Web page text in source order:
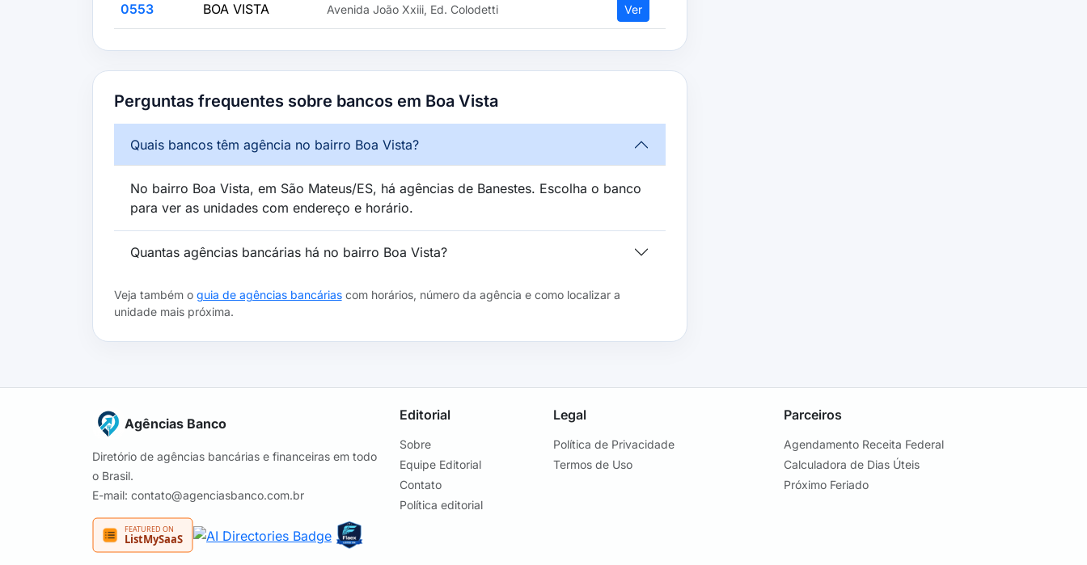
0553 BOA VISTA Avenida João Xxiii, Ed. Colodetti Ver
Perguntas frequentes sobre bancos em Boa Vista
Quais bancos têm agência no bairro Boa Vista?
No bairro Boa Vista, em São Mateus/ES, há agências de Banestes. Escolha o banco
para ver as unidades com endereço e horário.
Quantas agências bancárias há no bairro Boa Vista?
Veja também o guia de agências bancáriascom horários, número da agência e como localizar a
unidade mais próxima.
Agências Banco
Diretório de agências bancárias e financeiras em todo
o Brasil.
E-mail: contato@agenciasbanco.com.br
Editorial
Sobre
Equipe Editorial
Contato
Política editorial
Legal
Política de Privacidade
Termos de Uso
Parceiros
Agendamento Receita Federal
Calculadora de Dias Úteis
Próximo Feriado